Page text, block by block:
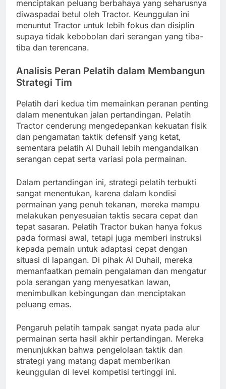
menciptakan peluang berbahaya yang seharusnya
diwaspadai betul oleh Tractor. Keunggulan ini
menuntut Tractor untuk lebih fokus dan disiplin
supaya tidak kebobolan dari serangan yang tiba-
tiba dan terencana.
Analisis Peran Pelatih dalam Membangun
Strategi Tim
Pelatih dari kedua tim memainkan peranan penting
dalam menentukan jalan pertandingan. Pelatih
Tractor cenderung mengedepankan kekuatan fisik
dan pengamatan taktik defensif yang ketat,
sementara pelatih Al Duhail lebih mengandalkan
serangan cepat serta variasi pola permainan.
Dalam pertandingan ini, strategi pelatih terbukti
sangat menentukan, karena dalam kondisi
permainan yang penuh tekanan, mereka mampu
melakukan penyesuaian taktis secara cepat dan
tepat sasaran. Pelatih Tractor bukan hanya fokus
pada formasi awal, tetapi juga memberi instruksi
kepada pemain untuk adaptasi cepat dengan
situasi di lapangan. Di pihak Al Duhail, mereka
memanfaatkan pemain pengalaman dan mengatur
pola serangan yang menyesatkan lawan,
menimbulkan kebingungan dan menciptakan
peluang emas.
Pengaruh pelatih tampak sangat nyata pada alur
permainan serta hasil akhir pertandingan. Mereka
menunjukkan bahwa pengelolaan taktik dan
strategi yang matang dapat memberikan
keunggulan di level kompetisi tertinggi ini.